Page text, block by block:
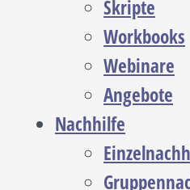
Skripte
Workbooks
Webinare
Angebote
Nachhilfe